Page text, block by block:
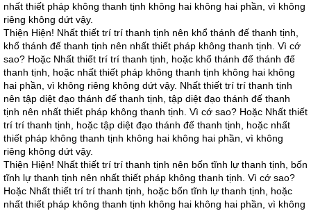
nhất thiết pháp không thanh tịnh không hai không hai phần, vì không
riêng không dứt vậy.
Thiện Hiện! Nhất thiết trí trí thanh tịnh nên khổ thánh đế thanh tịnh,
khổ thánh đế thanh tịnh nên nhất thiết pháp không thanh tịnh. Vì cớ
sao? Hoặc Nhất thiết trí trí thanh tịnh, hoặc khổ thánh đế thánh đế
thanh tịnh, hoặc nhất thiết pháp không thanh tịnh không hai không
hai phần, vì không riêng không dứt vậy. Nhất thiết trí trí thanh tịnh
nên tập diệt đạo thánh đế thanh tịnh, tập diệt đạo thánh đế thanh
tịnh nên nhất thiết pháp không thanh tịnh. Vì cớ sao? Hoặc Nhất thiết
trí trí thanh tịnh, hoặc tập diệt đạo thánh đế thanh tịnh, hoặc nhất
thiết pháp không thanh tịnh không hai không hai phần, vì không
riêng không dứt vậy.
Thiện Hiện! Nhất thiết trí trí thanh tịnh nên bốn tĩnh lự thanh tịnh, bốn
tĩnh lự thanh tịnh nên nhất thiết pháp không thanh tịnh. Vì cớ sao?
Hoặc Nhất thiết trí trí thanh tịnh, hoặc bốn tĩnh lự thanh tịnh, hoặc
nhất thiết pháp không thanh tịnh không hai không hai phần, vì không